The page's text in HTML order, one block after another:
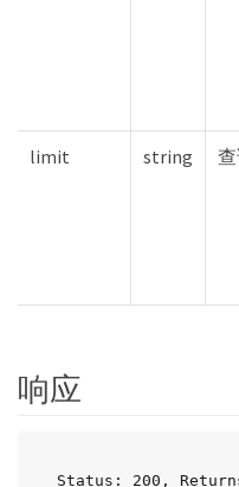
limit string
响应
Status: 200,